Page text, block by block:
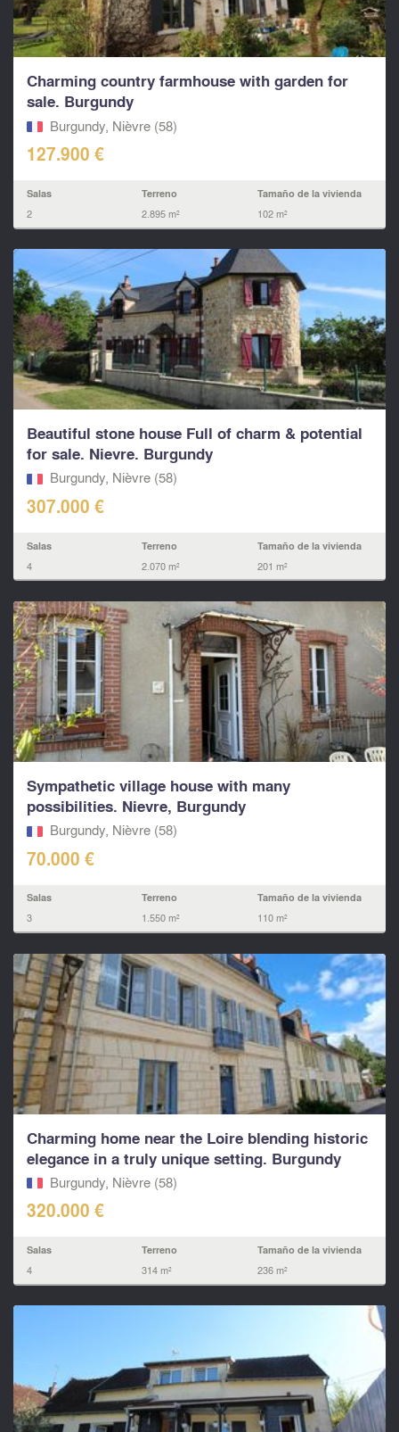
Charming country farmhouse with garden for
sale. Burgundy
Burgundy, Nièvre (58)
127.900 €
Salas
2
Terreno
2.895 m²
Tamaño de la vivienda
102 m²
Beautiful stone house Full of charm & potential
for sale. Nievre. Burgundy
Burgundy, Nièvre (58)
307.000 €
Salas
4
Terreno
2.070 m²
Tamaño de la vivienda
201 m²
Sympathetic village house with many
possibilities. Nievre, Burgundy
Burgundy, Nièvre (58)
70.000 €
Salas
3
Terreno
1.550 m²
Tamaño de la vivienda
110 m²
Charming home near the Loire blending historic
elegance in a truly unique setting. Burgundy
Burgundy, Nièvre (58)
320.000 €
Salas
4
Terreno
314 m²
Tamaño de la vivienda
236 m²